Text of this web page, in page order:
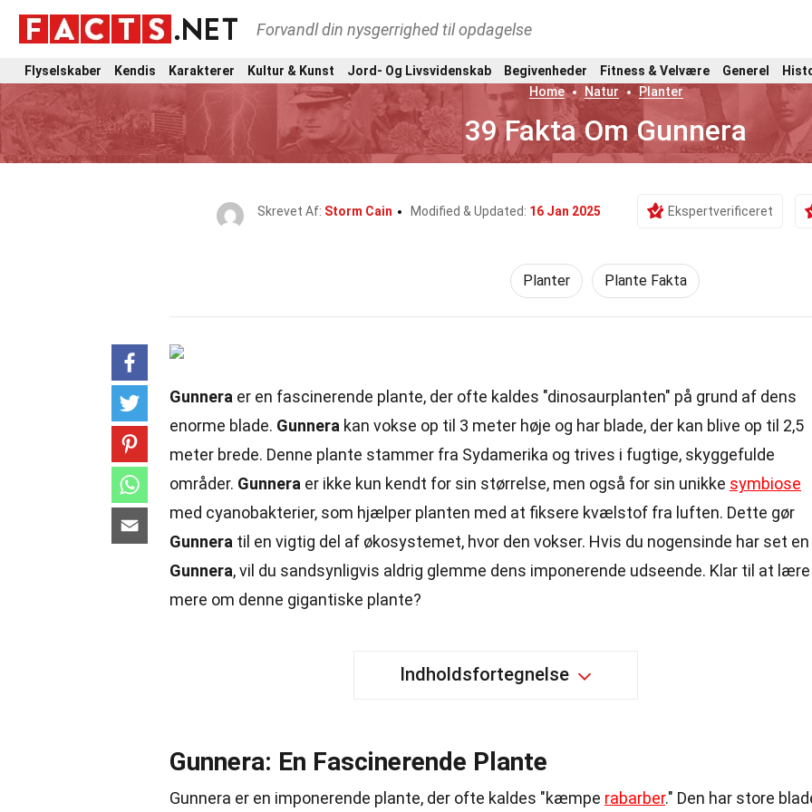
Forvandl din nysgerrighed til opdagelse
Flyselskaber Kendis Karakterer Kultur & Kunst Jord- Og Livsvidenskab Begivenheder Fitness & Velvære Generel
Home
Natur Planter
39 Fakta Om Gunnera
Skrevet Af: Storm Cain Modified & Updated: 16 Jan 2025 Ekspertverificeret
Planter Plante Fakta
Gunnera er en fascinerende plante, der ofte kaldes "dinosaurplanten" på grund af dens
enorme blade. Gunnera kan vokse op til 3 meter høje og har blade, der kan blive op til 2,5
meter brede. Denne plante stammer fra Sydamerika og trives i fugtige, skyggefulde
områder. Gunnera er ikke kun kendt for sin størrelse, men også for sin unikke symbiose
med cyanobakterier, som hjælper planten med at fiksere kvælstof fra luften. Dette gør
Gunnera til en vigtig del af økosystemet, hvor den vokser. Hvis du nogensinde har set en
Gunnera, vil du sandsynligvis aldrig glemme dens imponerende udseende. Klar til at lære
mere om denne gigantiske plante?
Indholdsfortegnelse
Gunnera: En Fascinerende Plante
Gunnera er en imponerende plante, der ofte kaldes "kæmpe rabarber." Den har store